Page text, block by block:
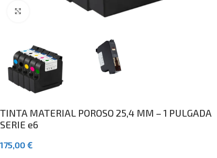
TINTA MATERIAL POROSO 25,4 MM – 1 PULGADA
SERIE e6
175,00€